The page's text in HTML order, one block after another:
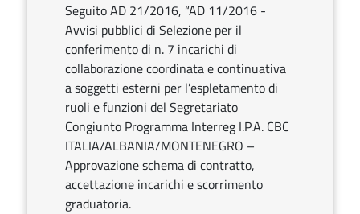
Seguito AD 21/2016, “AD 11/2016 -
Avvisi pubblici di Selezione per il
conferimento di n. 7 incarichi di
collaborazione coordinata e continuativa
a soggetti esterni per l’espletamento di
ruoli e funzioni del Segretariato
Congiunto Programma Interreg I.P.A. CBC
ITALIA/ALBANIA/MONTENEGRO –
Approvazione schema di contratto,
accettazione incarichi e scorrimento
graduatoria.